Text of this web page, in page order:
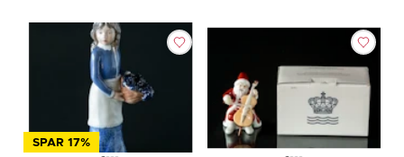
SPAR 17%